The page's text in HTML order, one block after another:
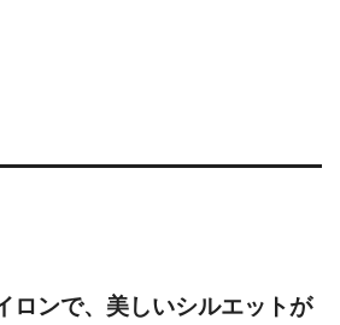
ロンで、美しいシルエットが